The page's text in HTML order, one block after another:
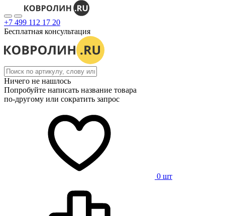
+7 499 112 17 20
Бесплатная консультация
Ничего не нашлось
Попробуйте написать название товара
по-другому или сократить запрос
0 шт